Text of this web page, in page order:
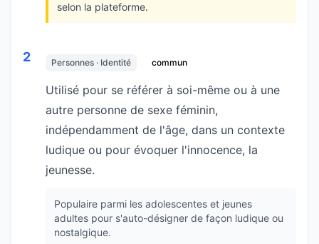
selon la plateforme.
2 Personnes · Identité commun
Utilisé pour se référer à soi-même ou à une
autre personne de sexe féminin,
indépendamment de l'âge, dans un contexte
ludique ou pour évoquer l'innocence, la
jeunesse.
Populaire parmi les adolescentes et jeunes
adultes pour s'auto-désigner de façon ludique ou
nostalgique.